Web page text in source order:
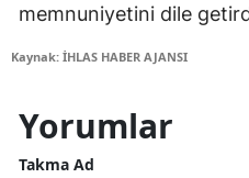
memnuniyetini dile
Kaynak: İHLAS HABER AJANSI
Yorumlar
Takma Ad